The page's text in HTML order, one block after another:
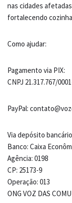
nas cidades
fortalecendo
Como ajudar:
Pagamento via PIX:
CNPJ 21.317.767/
PayPal:
Via depósito
Banco: Caixa
Agência: 0198
CP: 25173-9
Operação: 013
ONG VOZ DAS